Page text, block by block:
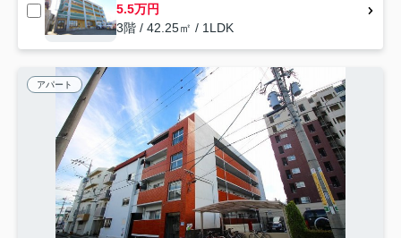
5.5万円
3階 / 42.25㎡ / 1LDK
アパート